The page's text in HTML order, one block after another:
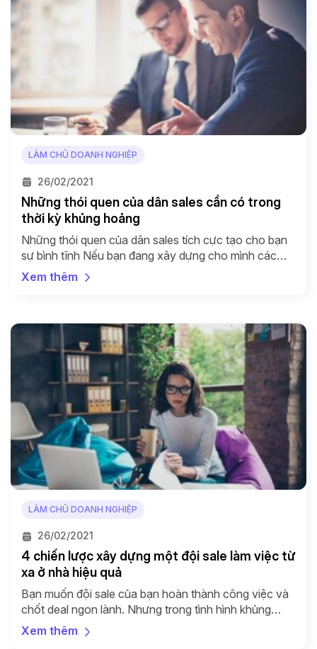
LÀM CHỦ DOANH NGHIỆP
26/02/2021
Những thói quen của dân sales cần có trong
thời kỳ khủng hoảng
Những thói quen của dân sales tích cực tạo cho bạn
sự bình tĩnh Nếu bạn đang xây dựng cho mình các
thói quen tốt, các vấn đề hàng ngày đi kèm với các
khủng hoảng đề được dễ dàng xử lý và kiểm soát.
Xem thêm
LÀM CHỦ DOANH NGHIỆP
26/02/2021
4 chiến lược xây dựng một đội sale làm việc từ
xa ở nhà hiệu quả
Bạn muốn đội sale của bạn hoàn thành công việc và
chốt deal ngon lành. Nhưng trong tình hình khủng
hoảng xã hội của dịch bệnh Covid -19 như hiện nay,
tất cả các nhân viên sales của bạn đều phải làm việc
Xem thêm